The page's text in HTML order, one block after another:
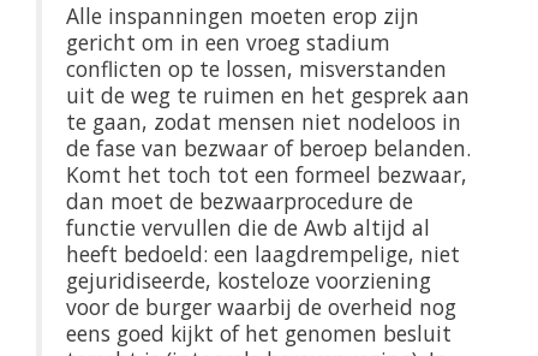
Alle inspanningen moeten erop zijn
gericht om in een vroeg stadium
conflicten op te lossen, misverstanden
uit de weg te ruimen en het gesprek aan
te gaan, zodat mensen niet nodeloos in
de fase van bezwaar of beroep belanden.
Komt het toch tot een formeel bezwaar,
dan moet de bezwaarprocedure de
functie vervullen die de Awb altijd al
heeft bedoeld: een laagdrempelige, niet
gejuridiseerde, kosteloze voorziening
voor de burger waarbij de overheid nog
eens goed kijkt of het genomen besluit